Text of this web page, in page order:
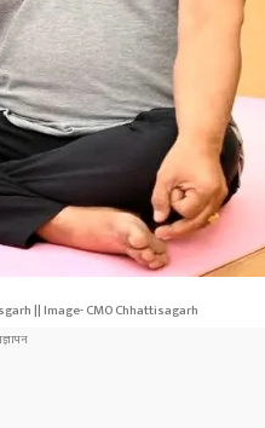
|| Image- CMO Chhattisagarh